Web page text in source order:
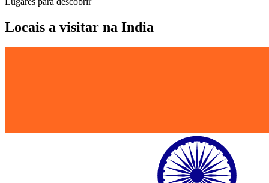
Locais a visitar na India